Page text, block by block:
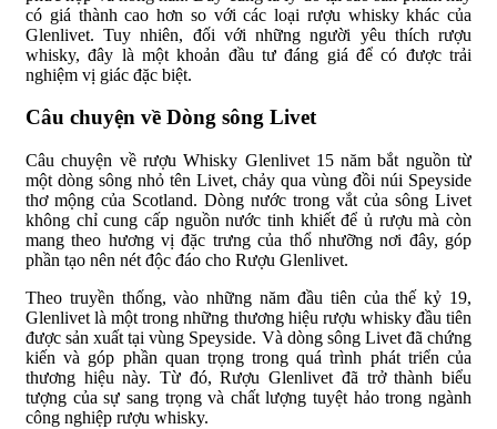
có giá thành cao hơn so với các loại rượu whisky khác của
Glenlivet. Tuy nhiên, đối với những người yêu thích rượu
whisky, đây là một khoản đầu tư đáng giá để có được trải
nghiệm vị giác đặc biệt.
Câu chuyện về Dòng sông Livet
Câu chuyện về rượu Whisky Glenlivet 15 năm bắt nguồn từ
một dòng sông nhỏ tên Livet, chảy qua vùng đồi núi Speyside
thơ mộng của Scotland. Dòng nước trong vắt của sông Livet
không chỉ cung cấp nguồn nước tinh khiết để ủ rượu mà còn
mang theo hương vị đặc trưng của thổ nhưỡng nơi đây, góp
phần tạo nên nét độc đáo cho Rượu Glenlivet.
Theo truyền thống, vào những năm đầu tiên của thế kỷ 19,
Glenlivet là một trong những thương hiệu rượu whisky đầu tiên
được sản xuất tại vùng Speyside. Và dòng sông Livet đã chứng
kiến và góp phần quan trọng trong quá trình phát triển của
thương hiệu này. Từ đó, Rượu Glenlivet đã trở thành biểu
tượng của sự sang trọng và chất lượng tuyệt hảo trong ngành
công nghiệp rượu whisky.